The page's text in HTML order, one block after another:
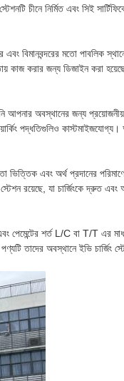
চীনে নির্মিত এবং সিই
বিমানবন্দরের মতো পাবলিক
কাজ করার জন্য ডিজাইন করা
আপনার অবস্থানের জন্য প্রয়োজনীয়
পদ্ধতিগুলিও
ভিত্তিক এবং অর্থ প্রদানের
স্টেশন রয়েছে, যা চার্জিংকে দ্রুত
শর্ত L/C বা T/T এর
তাদের অবস্থানে ইভি চার্জিং